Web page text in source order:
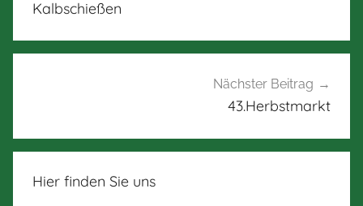
Kalbschießen
Nächster Beitrag
43.Herbstmarkt
Hier finden Sie uns